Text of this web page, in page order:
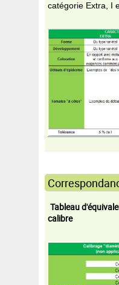
catégorie Extra, I
Tableau
calibre